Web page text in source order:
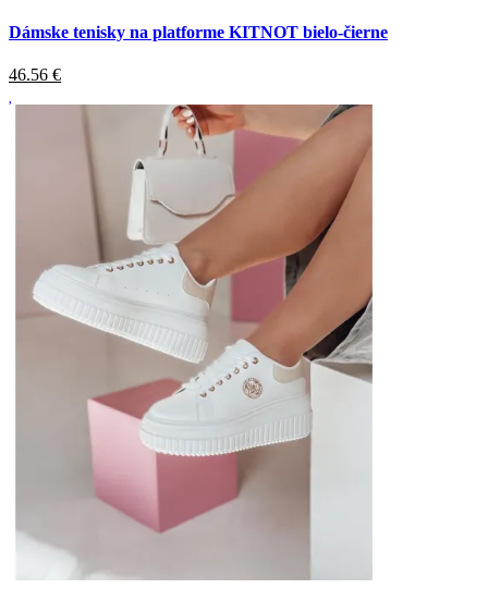
Dámske tenisky na platforme KITNOT bielo-čierne
46.56 €